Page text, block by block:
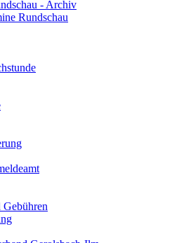
- Archiv
Rundschau
Gebühren